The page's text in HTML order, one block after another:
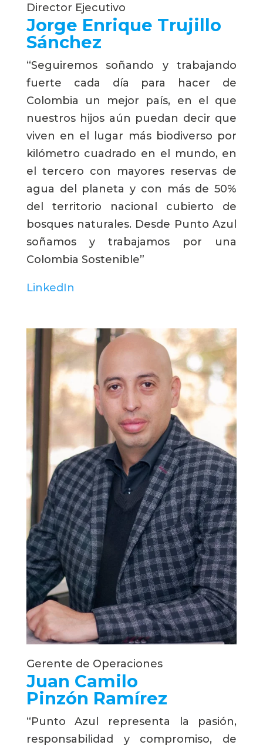
Director Ejecutivo
Jorge Enrique Trujillo
Sánchez
“Seguiremos soñando y trabajando
fuerte cada día para hacer de
Colombia un mejor país, en el que
nuestros hijos aún puedan decir que
viven en el lugar más biodiverso por
kilómetro cuadrado en el mundo, en
el tercero con mayores reservas de
agua del planeta y con más de 50%
del territorio nacional cubierto de
bosques naturales. Desde Punto Azul
soñamos y trabajamos por una
Colombia Sostenible”
LinkedIn
Gerente de Operaciones
Juan Camilo
Pinzón Ramírez
“Punto Azul representa la pasión,
responsabilidad y compromiso, de